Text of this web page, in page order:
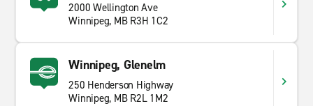
2000 Wellington Ave
Winnipeg, MB R3H 1C2
Winnipeg, Glenelm
250 Henderson Highway
Winnipeg, MB R2L 1M2